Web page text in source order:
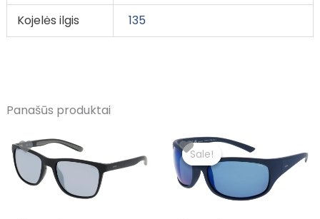
Kojelės ilgis
135
Panašūs produktai
Sale!
Sale!
Original
price
was:
€99.00.
price
is:
€59.40.